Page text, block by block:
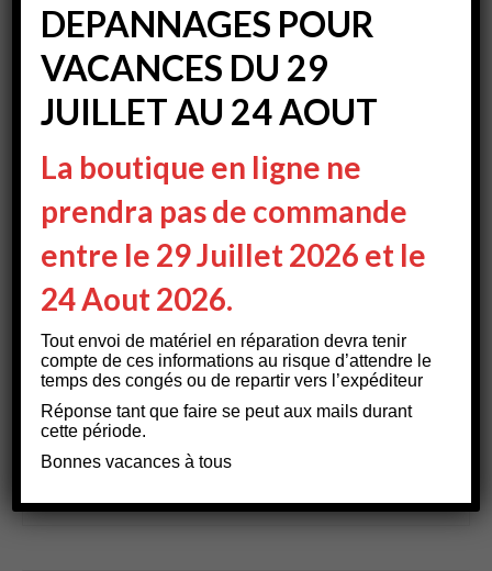
Radio Moto Ecole
Sécuriser ses communications moto ecole entre élèves
et moniteurs est essentiel. En effet, conduire en
circulation ouverte avec un groupe d’élèves motards
présente des risques. Aussi, une situation peut vite
…Lire la suite­­
walkie,talky
DEPANNAGES POUR
VACANCES DU 29
JUILLET AU 24 AOUT
La boutique en ligne ne
prendra pas de commande
entre le 29 Juillet 2026 et le
24 Aout 2026.
Tout envoi de matériel en réparation devra tenir
compte de ces informations au risque d’attendre le
temps des congés ou de repartir vers l’expéditeur
Réponse tant que faire se peut aux mails durant
cette période.
Bonnes vacances à tous